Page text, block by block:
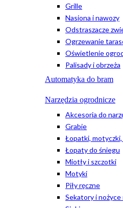
Grille
Nasiona i nawozy
Odstraszacze
Ogrzewanie
Oświetlenie
Palisady i obrzeża
Automatyka do bram
Narzędzia ogrodnicze
Akcesoria do
Grabie
Łopatki,
Łopaty do śniegu
Miotły i szczotki
Motyki
Piły ręczne
Sekatory i nożyce